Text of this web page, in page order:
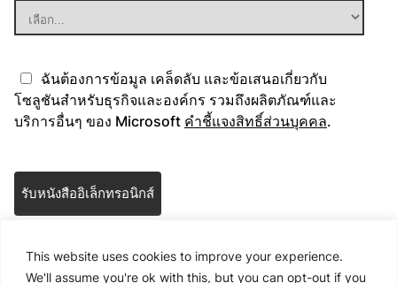
This website uses cookies to improve your experience.
We'll assume you're ok with this, but you can opt-out if you
ฉันต้องการข้อมูล เคล็ดลับ และข้อเสนอเกี่ยวกับ
โซลูชันสำหรับธุรกิจและองค์กร รวมถึงผลิตภัณฑ์และ
บริการอื่นๆ ของ Microsoft คำชี้แจงสิทธิ์ส่วนบุคคล.
empty.